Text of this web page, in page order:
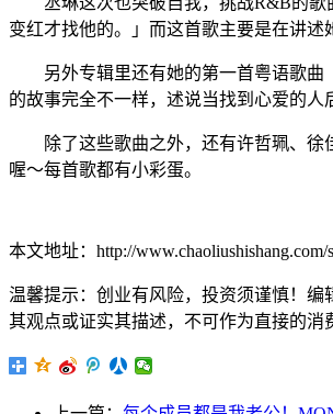
变红才找他的。」而这首歌主要是在讲述
另外专辑里还有她的第一首粤语歌曲
的故事完全不一样，述说当找到心爱的人
除了这些歌曲之外，还有许哲珮、徐佳
喔～每首歌都有小彩蛋。
本文地址：http://www.chaoliushishang.com/
温馨提示：创业有风险，投资须谨慎！编
其观点或证实其描述，不可作为直接的消